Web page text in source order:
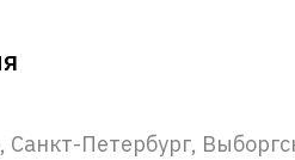
Санкт-Петербург,